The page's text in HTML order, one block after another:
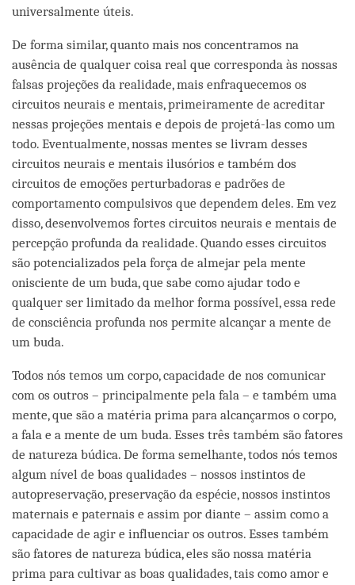
universalmente úteis.
De forma similar, quanto mais nos concentramos na
ausência de qualquer coisa real que corresponda às nossas
falsas projeções da realidade, mais enfraquecemos os
circuitos neurais e mentais, primeiramente de acreditar
nessas projeções mentais e depois de projetá-las como um
todo. Eventualmente, nossas mentes se livram desses
circuitos neurais e mentais ilusórios e também dos
circuitos de emoções perturbadoras e padrões de
comportamento compulsivos que dependem deles. Em vez
disso, desenvolvemos fortes circuitos neurais e mentais de
percepção profunda da realidade. Quando esses circuitos
são potencializados pela força de almejar pela mente
onisciente de um buda, que sabe como ajudar todo e
qualquer ser limitado da melhor forma possível, essa rede
de consciência profunda nos permite alcançar a mente de
um buda.
Todos nós temos um corpo, capacidade de nos comunicar
com os outros – principalmente pela fala – e também uma
mente, que são a matéria prima para alcançarmos o corpo,
a fala e a mente de um buda. Esses três também são fatores
de natureza búdica. De forma semelhante, todos nós temos
algum nível de boas qualidades – nossos instintos de
autopreservação, preservação da espécie, nossos instintos
maternais e paternais e assim por diante – assim como a
capacidade de agir e influenciar os outros. Esses também
são fatores de natureza búdica, eles são nossa matéria
prima para cultivar as boas qualidades, tais como amor e